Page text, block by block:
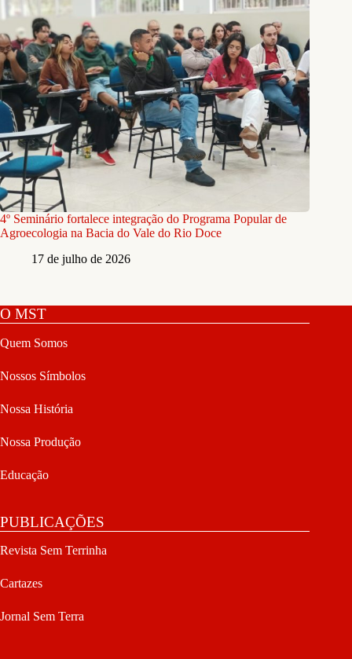
4º Seminário fortalece integração do Programa Popular de
Agroecologia na Bacia do Vale do Rio Doce
17 de julho de 2026
O MST
Quem Somos
Nossos Símbolos
Nossa História
Nossa Produção
Educação
PUBLICAÇÕES
Revista Sem Terrinha
Cartazes
Jornal Sem Terra